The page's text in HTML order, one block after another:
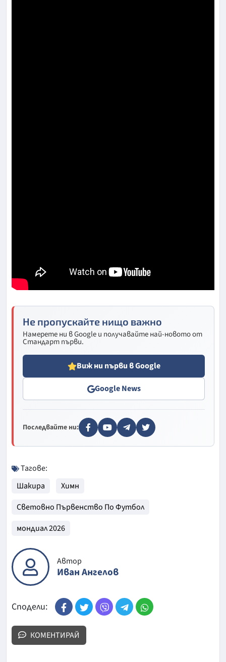
Не пропускайте нищо важно
Намерете ни в Google и получавайте най-новото от
Стандарт първи.
Виж ни първи в Google
Google News
Последвайте ни:
Тагове:
Шакира
Химн
Световно Първенство По Футбол
мондиал 2026
Автор
Иван Ангелов
Сподели:
КОМЕНТИРАЙ